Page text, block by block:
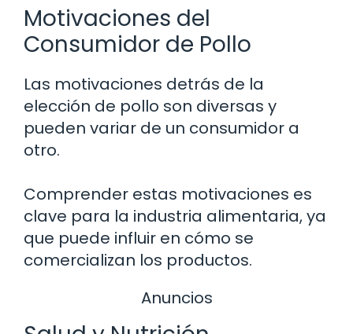
Motivaciones del
Consumidor de Pollo
Las motivaciones detrás de la
elección de pollo son diversas y
pueden variar de un consumidor a
otro.
Comprender estas motivaciones es
clave para la industria alimentaria, ya
que puede influir en cómo se
comercializan los productos.
Anuncios